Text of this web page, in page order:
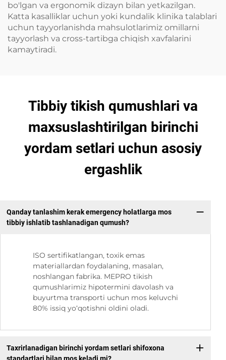
bo'lgan va ergonomik dizayn bilan yetkazilgan.
Katta kasalliklar uchun yoki kundalik klinika talablari
uchun tayyorlanishda mahsulotlarimiz omillarni
tayyorlash va cross-tartibga chiqish xavfalarini
kamaytiradi.
Tibbiy tikish qumushlari va
maxsuslashtirilgan birinchi
yordam setlari uchun asosiy
ergashlik
Qanday tanlashim kerak emergency holatlarga mos
tibbiy ishlatib tashlanadigan qumush?
ISO sertifikatlangan, toxik emas
materiallardan foydalaning, masalan,
noshlangan fabrika. MEPRO tikish
qumushlarimiz hipotermini davolash va
buyurtma transporti uchun mos keluvchi
80% issiq yo‘qotishni oldini oladi.
Taxrirlanadigan birinchi yordam setlari shifoxona